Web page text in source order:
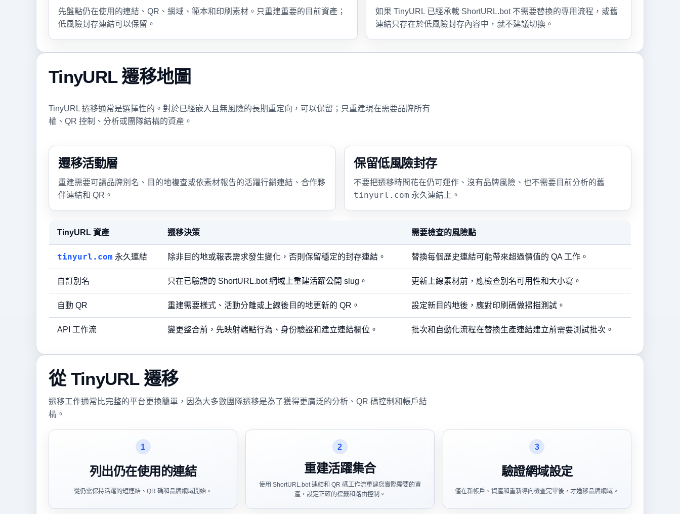
先盤點仍在使用的連結、QR、網域、範本和印刷素材。只重建重要的目前資產；
低風險封存連結可以保留。
如果 TinyURL 已經承載 ShortURL.bot 不需要替換的專用流程，或舊
連結只存在於低風險封存內容中，就不建議切換。
TinyURL 遷移地圖
TinyURL 遷移通常是選擇性的。對於已經嵌入且無風險的長期重定向，可以保留；只重建現在需要品牌所有
權、QR 控制、分析或團隊結構的資產。
遷移活動層
重建需要可讀品牌別名、目的地複查或依素材報告的活躍行銷連結、合作夥
伴連結和 QR。
保留低風險封存
不要把遷移時間花在仍可運作、沒有品牌風險、也不需要目前分析的舊
tinyurl.com 永久連結上。
TinyURL 資產 遷移決策 需要檢查的風險點
tinyurl.com 永久連結 除非目的地或報表需求發生變化，否則保留穩定的封存連結。 替換每個歷史連結可能帶來超過價值的 QA 工作。
自訂別名 只在已驗證的 ShortURL.bot 網域上重建活躍公開 slug。 更新上線素材前，應檢查別名可用性和大小寫。
自動 QR 重建需要樣式、活動分離或上線後目的地更新的 QR。 設定新目的地後，應對印刷碼做掃描測試。
API 工作流 變更整合前，先映射端點行為、身份驗證和建立連結欄位。 批次和自動化流程在替換生產連結建立前需要測試批次。
從 TinyURL 遷移
遷移工作通常比完整的平台更換簡單，因為大多數團隊遷移是為了獲得更廣泛的分析、QR 碼控制和帳戶結
構。
1
列出仍在使用的連結
從仍需保持活躍的短連結、QR 碼和品牌網域開始。
2
重建活躍集合
使用 ShortURL.bot 連結和 QR 碼工作流重建您實際需要的資
產，設定正確的標籤和路由控制。
3
驗證網域設定
僅在新帳戶、資產和重新導向檢查完畢後，才遷移品牌網域。